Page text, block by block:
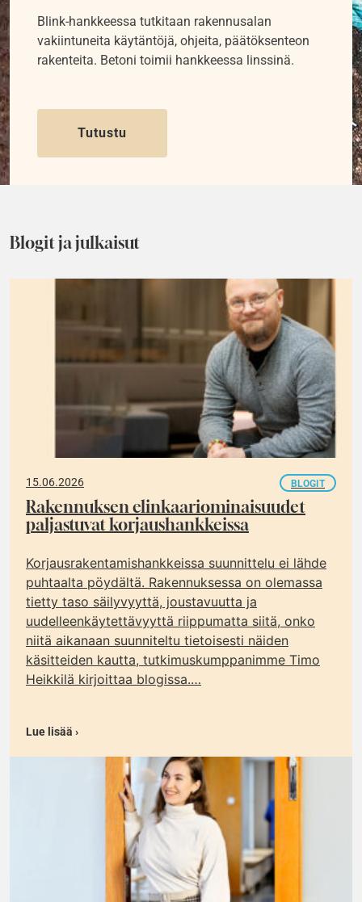
Blink-hankkeessa tutkitaan rakennusalan
vakiintuneita käytäntöjä, ohjeita, päätöksenteon
rakenteita. Betoni toimii hankkeessa linssinä.
Tutustu
Blogit ja julkaisut
15.06.2026 BLOGIT
Rakennuksen elinkaariominaisuudet
paljastuvat korjaushankkeissa
Korjausrakentamishankkeissa suunnittelu ei lähde
puhtaalta pöydältä. Rakennuksessa on olemassa
tietty taso säilyvyyttä, joustavuutta ja
uudelleenkäytettävyyttä riippumatta siitä, onko
niitä aikanaan suunniteltu tietoisesti näiden
käsitteiden kautta, tutkimuskumppanimme Timo
Heikkilä kirjoittaa blogissa.…
Lue lisää ›